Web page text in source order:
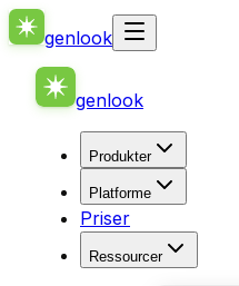
genlook
genlook
Produkter
Platforme
Priser
Ressourcer